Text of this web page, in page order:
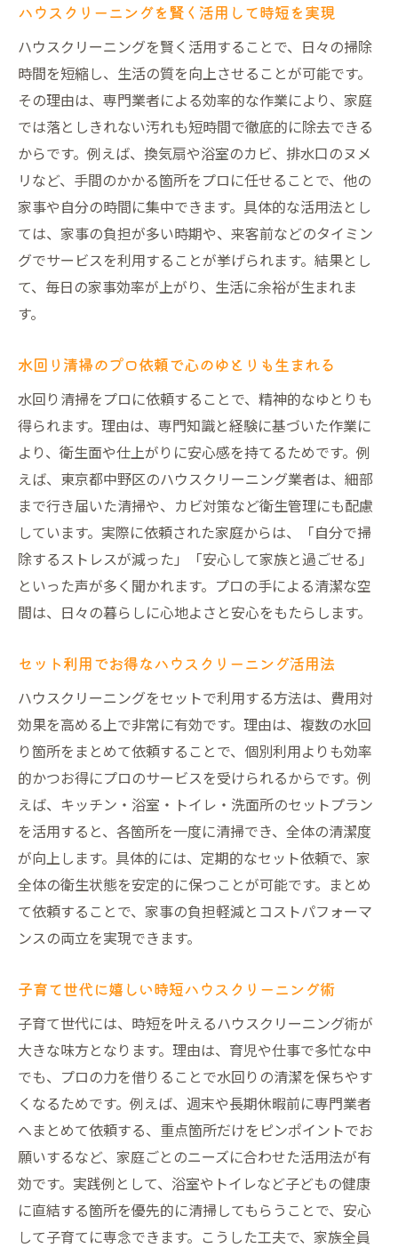
ハウスクリーニングを賢く活用して時短を実現
ハウスクリーニングを賢く活用することで、日々の掃除
時間を短縮し、生活の質を向上させることが可能です。
その理由は、専門業者による効率的な作業により、家庭
では落としきれない汚れも短時間で徹底的に除去できる
からです。例えば、換気扇や浴室のカビ、排水口のヌメ
リなど、手間のかかる箇所をプロに任せることで、他の
家事や自分の時間に集中できます。具体的な活用法とし
ては、家事の負担が多い時期や、来客前などのタイミン
グでサービスを利用することが挙げられます。結果とし
て、毎日の家事効率が上がり、生活に余裕が生まれま
す。
水回り清掃のプロ依頼で心のゆとりも生まれる
水回り清掃をプロに依頼することで、精神的なゆとりも
得られます。理由は、専門知識と経験に基づいた作業に
より、衛生面や仕上がりに安心感を持てるためです。例
えば、東京都中野区のハウスクリーニング業者は、細部
まで行き届いた清掃や、カビ対策など衛生管理にも配慮
しています。実際に依頼された家庭からは、「自分で掃
除するストレスが減った」「安心して家族と過ごせる」
といった声が多く聞かれます。プロの手による清潔な空
間は、日々の暮らしに心地よさと安心をもたらします。
セット利用でお得なハウスクリーニング活用法
ハウスクリーニングをセットで利用する方法は、費用対
効果を高める上で非常に有効です。理由は、複数の水回
り箇所をまとめて依頼することで、個別利用よりも効率
的かつお得にプロのサービスを受けられるからです。例
えば、キッチン・浴室・トイレ・洗面所のセットプラン
を活用すると、各箇所を一度に清掃でき、全体の清潔度
が向上します。具体的には、定期的なセット依頼で、家
全体の衛生状態を安定的に保つことが可能です。まとめ
て依頼することで、家事の負担軽減とコストパフォーマ
ンスの両立を実現できます。
子育て世代に嬉しい時短ハウスクリーニング術
子育て世代には、時短を叶えるハウスクリーニング術が
大きな味方となります。理由は、育児や仕事で多忙な中
でも、プロの力を借りることで水回りの清潔を保ちやす
くなるためです。例えば、週末や長期休暇前に専門業者
へまとめて依頼する、重点箇所だけをピンポイントでお
願いするなど、家庭ごとのニーズに合わせた活用法が有
効です。実践例として、浴室やトイレなど子どもの健康
に直結する箇所を優先的に清掃してもらうことで、安心
して子育てに専念できます。こうした工夫で、家族全員